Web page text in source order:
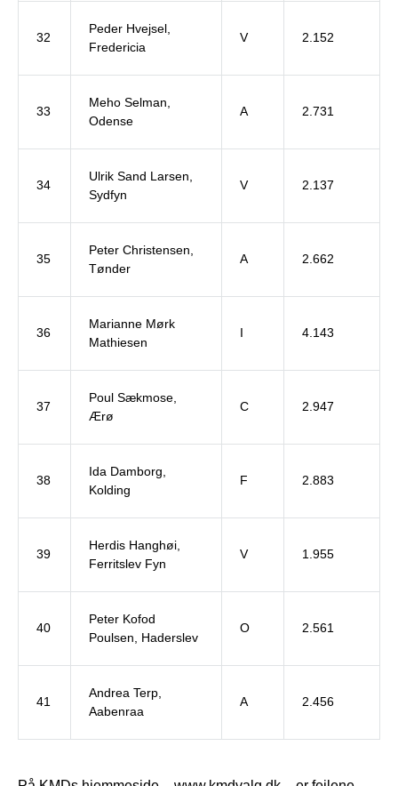
32
Peder Hvejsel,
Fredericia
V 2.152
33
Meho Selman,
Odense
A 2.731
34
Ulrik Sand Larsen,
Sydfyn
V 2.137
35
Peter Christensen,
Tønder
A 2.662
36
Marianne Mørk
Mathiesen
I 4.143
37
Poul Sækmose,
Ærø
C 2.947
38
Ida Damborg,
Kolding
F 2.883
39
Herdis Hanghøi,
Ferritslev Fyn
V 1.955
40
Peter Kofod
Poulsen, Haderslev
O 2.561
41
Andrea Terp,
Aabenraa
A 2.456